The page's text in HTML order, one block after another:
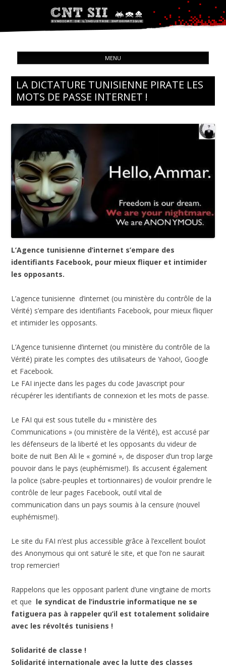
CNT – Solidarité Ouvrière
MENU
LA DICTATURE TUNISIENNE PIRATE LES
MOTS DE PASSE INTERNET !
L’Agence tunisienne d’internet s’empare des
identifiants Facebook, pour mieux fliquer et intimider
les opposants.
L’agence tunisienne d’internet (ou ministère du contrôle de la
Vérité) s’empare des identifiants Facebook, pour mieux fliquer
et intimider les opposants.
L’Agence tunisienne d’internet (ou ministère du contrôle de la
Vérité) pirate les comptes des utilisateurs de Yahoo!, Google
et Facebook.
Le FAI injecte dans les pages du code Javascript pour
récupérer les identifiants de connexion et les mots de passe.
Le FAI qui est sous tutelle du « ministère des
Communications » (ou ministère de la Vérité), est accusé par
les défenseurs de la liberté et les opposants du videur de
boite de nuit Ben Ali le « gominé », de disposer d’un trop large
pouvoir dans le pays (euphémisme!). Ils accusent également
la police (sabre-peuples et tortionnaires) de vouloir prendre le
contrôle de leur pages Facebook, outil vital de
communication dans un pays soumis à la censure (nouvel
euphémisme!).
Le site du FAI n’est plus accessible grâce à l’excellent boulot
des Anonymous qui ont saturé le site, et que l’on ne saurait
trop remercier!
Rappelons que les opposant parlent d’une vingtaine de morts
et que le syndicat de l’industrie informatique ne se
fatiguera pas à rappeler qu’il est totalement solidaire
avec les révoltés tunisiens !
Solidarité de classe !
Solidarité internationale avec la lutte des classes